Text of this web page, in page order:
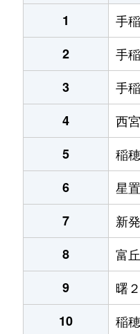
1
手
2
手
3
手
4
西
5
稲
6
星
7
新
8
富
9
曙
10
稲